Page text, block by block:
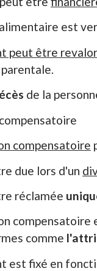
est
peut être
de la
compensatoire
due lors d'un
réclamée
compensatoire
comme
est fixé en